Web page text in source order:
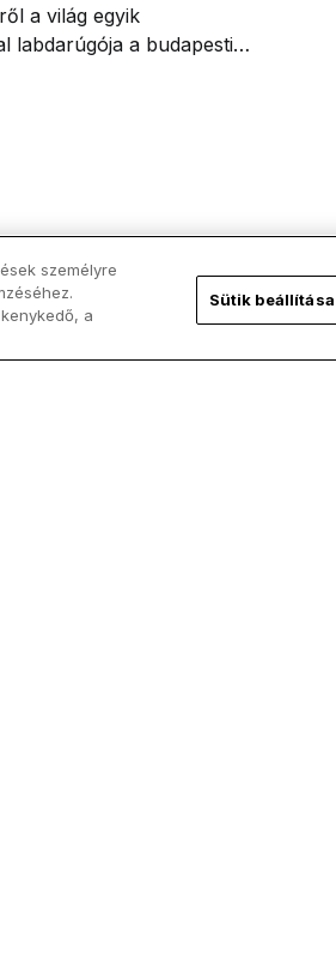
a világ egyik
labdarúgója a budapesti
személyre
a
Sütik beállítása